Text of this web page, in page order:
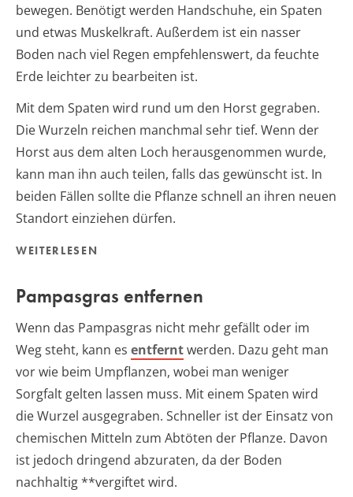
bewegen. Benötigt werden Handschuhe, ein Spaten
und etwas Muskelkraft. Außerdem ist ein nasser
Boden nach viel Regen empfehlenswert, da feuchte
Erde leichter zu bearbeiten ist.
Mit dem Spaten wird rund um den Horst gegraben.
Die Wurzeln reichen manchmal sehr tief. Wenn der
Horst aus dem alten Loch herausgenommen wurde,
kann man ihn auch teilen, falls das gewünscht ist. In
beiden Fällen sollte die Pflanze schnell an ihren neuen
Standort einziehen dürfen.
WEITERLESEN
Pampasgras entfernen
Wenn das Pampasgras nicht mehr gefällt oder im
Weg steht, kann es entferntwerden. Dazu geht man
vor wie beim Umpflanzen, wobei man weniger
Sorgfalt gelten lassen muss. Mit einem Spaten wird
die Wurzel ausgegraben. Schneller ist der Einsatz von
chemischen Mitteln zum Abtöten der Pflanze. Davon
ist jedoch dringend abzuraten, da der Boden
nachhaltig **vergiftet wird.